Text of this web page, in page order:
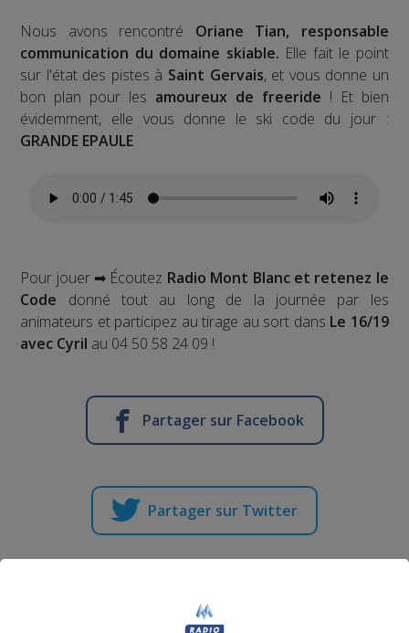
Nous avons rencontré Oriane Tian, responsable
communication du domaine skiable. Elle fait le point
sur l'état des pistes à Saint Gervais, et vous donne un
bon plan pour les amoureux de freeride ! Et bien
évidemment, elle vous donne le ski code du jour :
GRANDE EPAULE
Pour jouer ➡ Écoutez Radio Mont Blanc et retenez le
Code donné tout au long de la journée par les
animateurs et participez au tirage au sort dans Le 16/19
avec Cyril au 04 50 58 24 09 !
Partager sur Facebook
Partager sur Twitter
Jeu | Gagnez votre enceinte